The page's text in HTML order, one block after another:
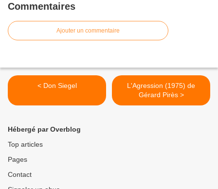
Commentaires
Ajouter un commentaire
< Don Siegel
L'Agression (1975) de
Gérard Pirès >
Hébergé par Overblog
Top articles
Pages
Contact